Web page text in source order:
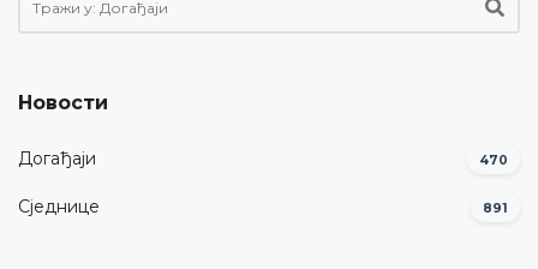
Новости
Догађаји 470
Сједнице 891